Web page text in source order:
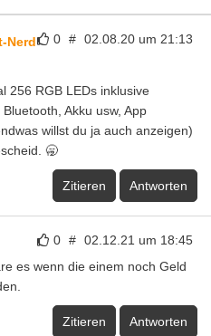
0 # 02.08.20 um 21:13
Nerd
256 RGB LEDs inklusive
Akku usw, App
willst du ja auch anzeigen)
🥱
Zitieren Antworten
0 # 02.12.21 um 18:45
es wenn die einem noch Geld
Zitieren Antworten